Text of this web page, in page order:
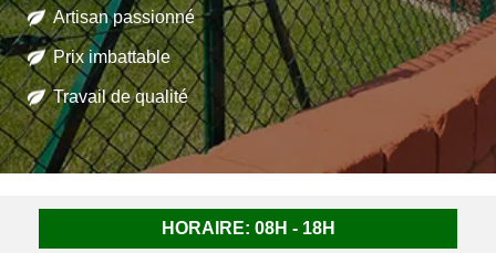
Artisan passionné
Prix imbattable
Travail de qualité
HORAIRE: 08H - 18H